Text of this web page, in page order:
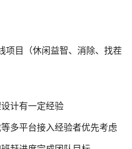
项目（休闲益智、消除、找茬
计有一定经验
多平台接入经验者优先考虑